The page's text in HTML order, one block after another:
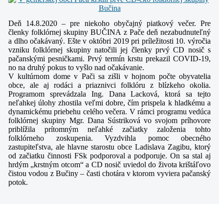
Deň 14.8.2020 – pre niekoho obyčajný piatkový večer. Pre
členky folklórnej skupiny BUČINA z Pače deň nezabudnuteľný
a dlho očakávaný. Ešte v októbri 2019 pri príležitosti 10. výročia
vzniku folklórnej skupiny natočili jej členky prvý CD nosič s
pačanskými pesničkami. Prvý termín krstu prekazil COVID-19,
no na druhý pokus to vyšlo nad očakávanie.
V kultúrnom dome v Pači sa zišli v hojnom počte obyvatelia
obce, ale aj rodáci a priaznivci folklóru z blízkeho okolia.
Programom sprevádzala Ing. Dana Lacková, ktorá sa tejto
neľahkej úlohy zhostila veľmi dobre, čím prispela k hladkému a
dynamickému priebehu celého večera. V rámci programu vedúca
folklórnej skupiny Mgr. Dana Sústriková vo svojom príhovore
priblížila prítomným neľahké začiatky založenia tohto
folklórneho zoskupenia. Vyzdvihla pomoc obecného
zastupiteľstva, ale hlavne starostu obce Ladislava Zagibu, ktorý
od začiatku činnosti FSk podporoval a podporuje. On sa stal aj
hrdým „krstným otcom“ a CD nosič uviedol do života krištáľovo
čistou vodou z Bučiny – časti chotára v ktorom vyviera pačanský
potok.